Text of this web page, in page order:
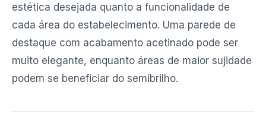
estética desejada quanto a funcionalidade de
cada área do estabelecimento. Uma parede de
destaque com acabamento acetinado pode ser
muito elegante, enquanto áreas de maior sujidade
podem se beneficiar do semibrilho.